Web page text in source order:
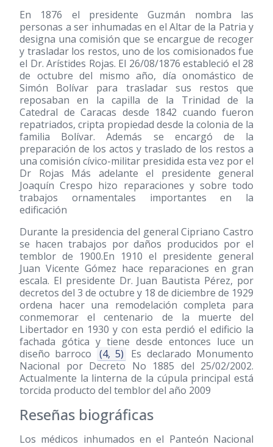
En 1876 el presidente Guzmán nombra las
personas a ser inhumadas en el Altar de la Patria y
designa una comisión que se encargue de recoger
y trasladar los restos, uno de los comisionados fue
el Dr. Arístides Rojas. El 26/08/1876 estableció el 28
de octubre del mismo año, día onomástico de
Simón Bolívar para trasladar sus restos que
reposaban en la capilla de la Trinidad de la
Catedral de Caracas desde 1842 cuando fueron
repatriados, cripta propiedad desde la colonia de la
familia Bolívar. Además se encargó de la
preparación de los actos y traslado de los restos a
una comisión cívico-militar presidida esta vez por el
Dr Rojas Más adelante el presidente general
Joaquín Crespo hizo reparaciones y sobre todo
trabajos ornamentales importantes en la
edificación
Durante la presidencia del general Cipriano Castro
se hacen trabajos por daños producidos por el
temblor de 1900.En 1910 el presidente general
Juan Vicente Gómez hace reparaciones en gran
escala. El presidente Dr. Juan Bautista Pérez, por
decretos del 3 de octubre y 18 de diciembre de 1929
ordena hacer una remodelación completa para
conmemorar el centenario de la muerte del
Libertador en 1930 y con esta perdió el edificio la
fachada gótica y tiene desde entonces luce un
diseño barroco
(4, 5)
Es declarado Monumento
Nacional por Decreto No 1885 del 25/02/2002.
Actualmente la linterna de la cúpula principal está
torcida producto del temblor del año 2009
Reseñas biográficas
Los médicos inhumados en el Panteón Nacional